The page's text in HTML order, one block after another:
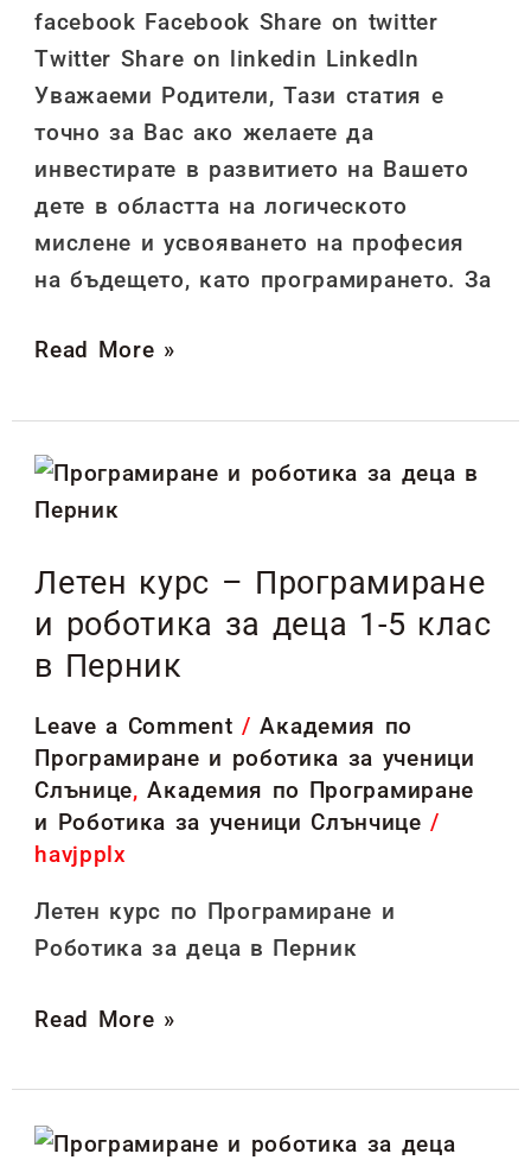
facebook Facebook Share on twitter
Twitter Share on linkedin LinkedIn
Уважаеми Родители, Тази статия е
точно за Вас ако желаете да
инвестирате в развитието на Вашето
дете в областта на логическото
мислене и усвояването на професия
на бъдещето, като програмирането. За
Read More »
Летен курс – Програмиране
и роботика за деца 1-5 клас
в Перник
Leave a Comment /Академия по
Програмиране и роботика за ученици
Слънице,Академия по Програмиране
и Роботика за ученици Слънчице /
havjpplx
Летен курс по Програмиране и
Роботика за деца в Перник
Летен
курс
Програмиране
и
роботика
деца
1-
5
клас
Перник
Read More »
Безплатен